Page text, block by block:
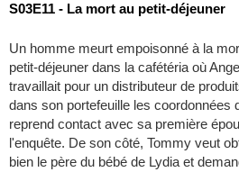
S03E11 - La mort au petit-déjeuner
Un homme meurt empoisonné à la
petit-déjeuner dans la cafétéria où
travaillait pour un distributeur de
dans son portefeuille les coordonnées
reprend contact avec sa première
l'enquête. De son côté, Tommy veut
bien le père du bébé de Lydia et